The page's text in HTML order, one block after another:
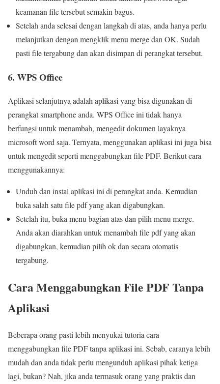
keamanan file tersebut semakin bagus.
Setelah anda selesai dengan langkah di atas, anda hanya perlu
melanjutkan dengan mengklik menu merge dan OK. Sudah
pasti file tergabung dan akan disimpan di perangkat tersebut.
6. WPS Office
Aplikasi selanjutnya adalah aplikasi yang bisa digunakan di
perangkat smartphone anda. WPS Office ini tidak hanya
berfungsi untuk menambah, mengedit dokumen layaknya
microsoft word saja. Ternyata, menggunakan aplikasi ini juga bisa
untuk mengedit seperti menggabungkan file PDF. Berikut cara
menggunakannya:
Unduh dan instal aplikasi ini di perangkat anda. Kemudian
buka salah satu file pdf yang akan digabungkan.
Setelah itu, buka menu bagian atas dan pilih menu merge.
Anda akan diarahkan untuk menambah file pdf yang akan
digabungkan, kemudian pilih ok dan secara otomatis
tergabung.
Cara Menggabungkan File PDF Tanpa
Aplikasi
Beberapa orang pasti lebih menyukai tutoria cara
menggabungkan file PDF tanpa aplikasi ini. Sebab, caranya lebih
mudah dan anda tidak perlu mengunduh aplikasi pihak ketiga
lagi, bukan? Nah, jika anda termasuk orang yang praktis dan